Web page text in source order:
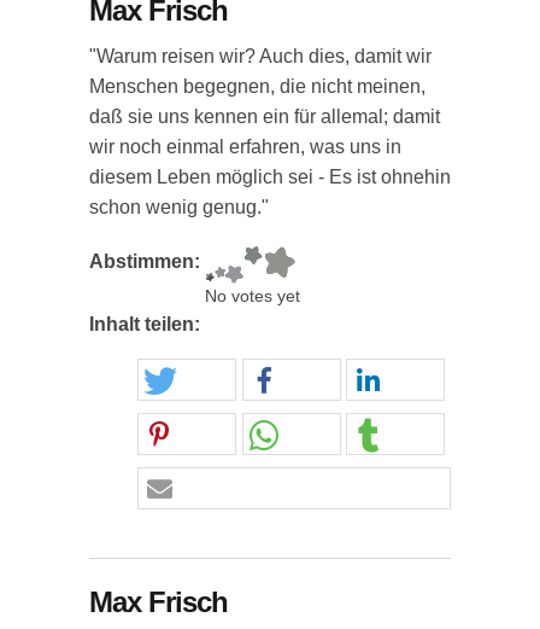
Max Frisch
"Warum reisen wir? Auch dies, damit wir
Menschen begegnen, die nicht meinen,
daß sie uns kennen ein für allemal; damit
wir noch einmal erfahren, was uns in
diesem Leben möglich sei - Es ist ohnehin
schon wenig genug."
Abstimmen:
No votes yet
Inhalt teilen:
Max Frisch